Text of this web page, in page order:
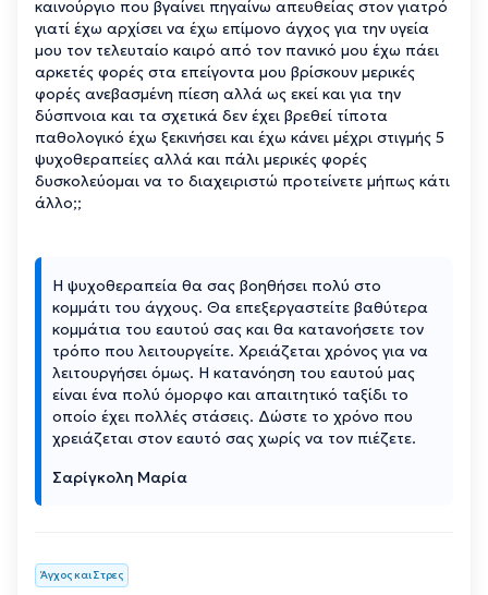
καινούργιο που βγαίνει πηγαίνω απευθείας στον γιατρό
γιατί έχω αρχίσει να έχω επίμονο άγχος για την υγεία
μου τον τελευταίο καιρό από τον πανικό μου έχω πάει
αρκετές φορές στα επείγοντα μου βρίσκουν μερικές
φορές ανεβασμένη πίεση αλλά ως εκεί και για την
δύσπνοια και τα σχετικά δεν έχει βρεθεί τίποτα
παθολογικό έχω ξεκινήσει και έχω κάνει μέχρι στιγμής 5
ψυχοθεραπείες αλλά και πάλι μερικές φορές
δυσκολεύομαι να το διαχειριστώ προτείνετε μήπως κάτι
άλλο;;
Η ψυχοθεραπεία θα σας βοηθήσει πολύ στο
κομμάτι του άγχους. Θα επεξεργαστείτε βαθύτερα
κομμάτια του εαυτού σας και θα κατανοήσετε τον
τρόπο που λειτουργείτε. Χρειάζεται χρόνος για να
λειτουργήσει όμως. Η κατανόηση του εαυτού μας
είναι ένα πολύ όμορφο και απαιτητικό ταξίδι το
οποίο έχει πολλές στάσεις. Δώστε το χρόνο που
χρειάζεται στον εαυτό σας χωρίς να τον πιέζετε.
Σαρίγκολη Μαρία
Άγχος και Στρες